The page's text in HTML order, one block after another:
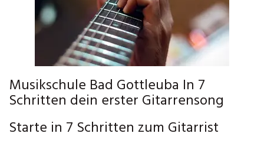
Musikschule Bad Gottleuba In 7
Schritten dein erster Gitarrensong
Starte in 7 Schritten zum Gitarrist